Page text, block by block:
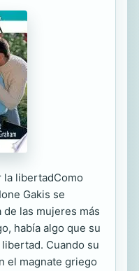
la libertadComo
Gakis se
las mujeres más
había algo que su
Cuando su
el magnate griego